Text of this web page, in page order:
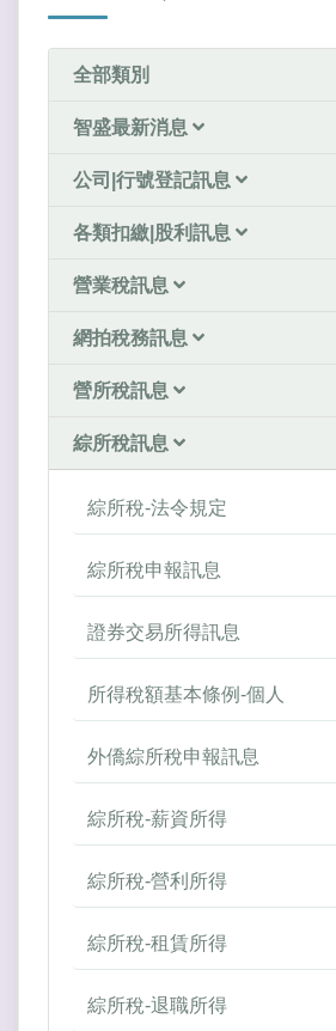
全部類別
智盛最新消息
公司|行號登記訊息
各類扣繳|股利訊息
營業稅訊息
網拍稅務訊息
營所稅訊息
綜所稅訊息
綜所稅-法令規定
綜所稅申報訊息
證券交易所得訊息
所得稅額基本條例-個人
外僑綜所稅申報訊息
綜所稅-薪資所得
綜所稅-營利所得
綜所稅-租賃所得
綜所稅-退職所得